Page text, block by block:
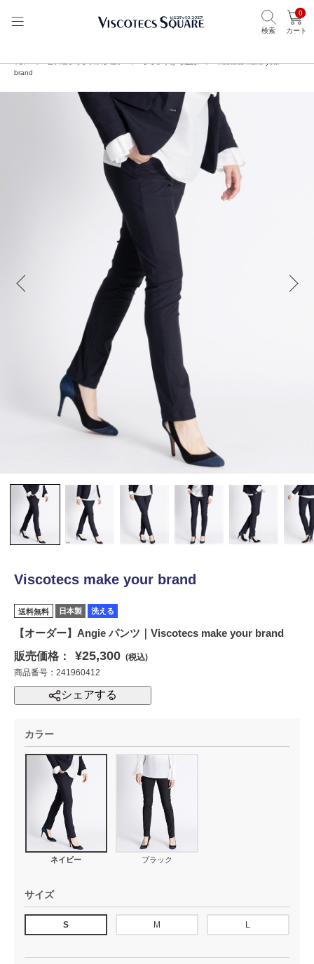
検索
0
カート
TOP ビスコテックススクエア ブランドから選ぶ
Visotecs make your
brand
Viscotecs make your brand
送料無料 日本製 洗える
【オーダー】Angie パンツ｜Viscotecs make your brand
販売価格：
¥25,300 (税込)
商品番号：241960412
シェアする
カラー
ネイビー ブラック
サイズ
S M L